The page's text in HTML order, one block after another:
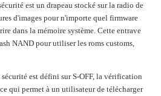
est un drapeau stocké sur la radio de
d'images pour n'importe quel firmware
dans la mémoire système. Cette entrave
NAND pour utiliser les roms customs,
est défini sur S-OFF, la vérification
qui permet à un utilisateur de télécharger